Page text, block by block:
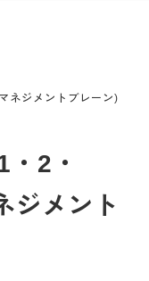
ネジメントブレーン)
2・
ジメント